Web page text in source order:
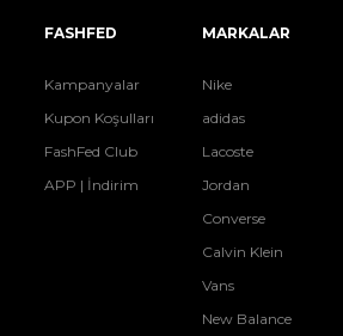
FASHFED
Kampanyalar
Kupon Koşulları
FashFed Club
APP | İndirim
MARKALAR
Nike
adidas
Lacoste
Jordan
Converse
Calvin Klein
Vans
New Balance